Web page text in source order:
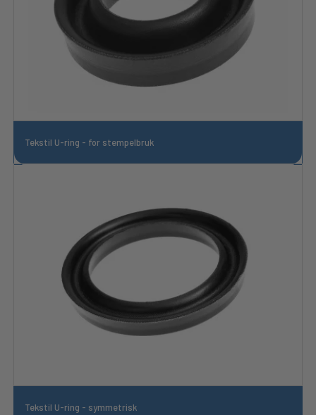
Tekstil U-ring - for stempelbruk
Tekstil U-ring - symmetrisk